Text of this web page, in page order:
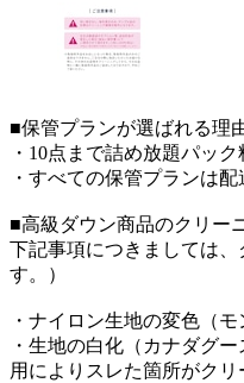
■保管プランが選ばれる理
・10点まで詰め放題パッ
・すべての保管プランは
■高級ダウン商品のクリー
下記事項につきましては
す。）
・ナイロン生地の変色（
・生地の白化（カナダグ
用によりスレた箇所がクリ